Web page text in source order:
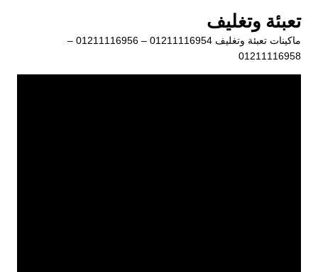
المحتوى
تعبئة وتغليف
ماكينات تعبئة وتغليف 01211116954 – 01211116956 –
01211116958